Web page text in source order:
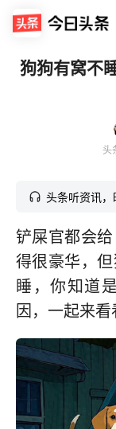
狗狗有窝不
头
头条听资讯
铲屎官都会
得很豪华，
睡，你知道
因，一起来